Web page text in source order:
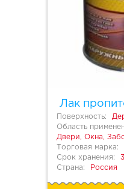
Лак
Поверхность:
Область
Двери, Окна,
Торговая марка:
Срок хранения:
Страна:
Россия